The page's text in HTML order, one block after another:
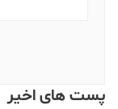
پست های اخیر